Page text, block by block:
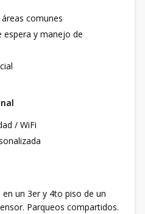
áreas comunes
espera y manejo de
/ WiFi
un 3er y 4to piso de un
Parqueos compartidos.